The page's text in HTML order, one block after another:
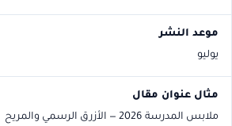
يوليو
ملابس المدرسة 2026 — الأزرق الرسمي والمريح